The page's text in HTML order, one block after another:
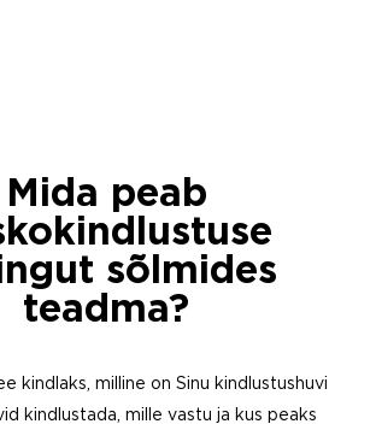
Mida peab
sõlmides
teadma?
kindlaks, milline on Sinu kindlustushuvi
kindlustada, mille vastu ja kus peaks